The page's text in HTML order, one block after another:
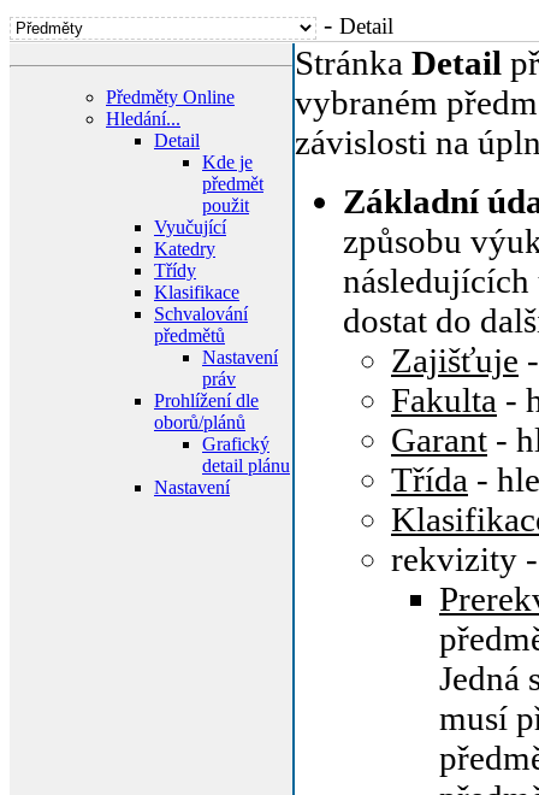
- Detail
Předměty Online
Hledání...
Detail
Kde je
předmět
použit
Vyučující
Katedry
Třídy
Klasifikace
Schvalování
předmětů
Nastavení
práv
Prohlížení dle
oborů/plánů
Grafický
detail plánu
Nastavení
Stránka Detail
vybraném
závislosti na
Základní
způsobu
dostat do
Zajišťuje
Fakulta -
Garant -
Třída -
rekvizity -
Jedná
musí